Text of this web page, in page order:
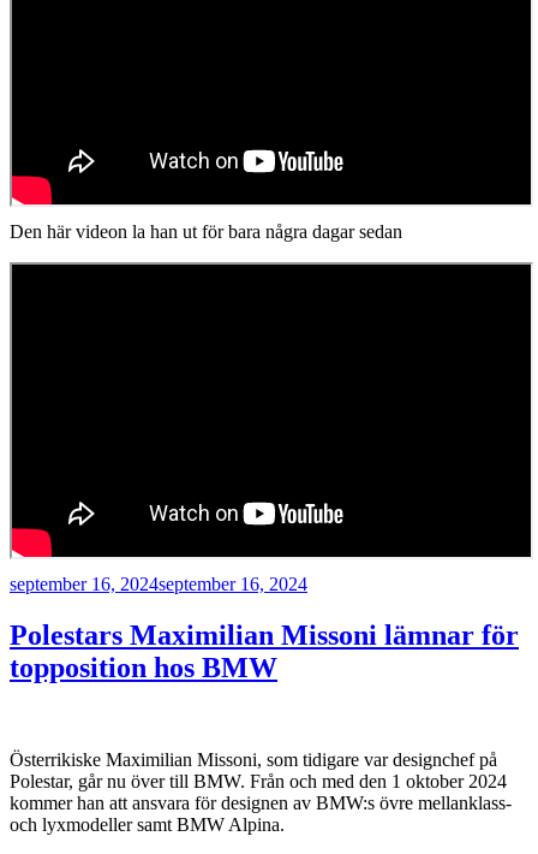
Den här videon la han ut för bara några dagar sedan
Publicerat
september 16, 2024september 16, 2024
Polestars Maximilian Missoni lämnar för
topposition hos BMW
Österrikiske Maximilian Missoni, som tidigare var designchef på
Polestar, går nu över till BMW. Från och med den 1 oktober 2024
kommer han att ansvara för designen av BMW:s övre mellanklass-
och lyxmodeller samt BMW Alpina.